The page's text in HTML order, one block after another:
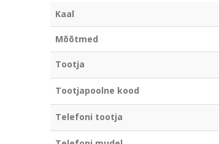
Kaal
Mõõtmed
Tootja
Tootjapoolne kood
Telefoni tootja